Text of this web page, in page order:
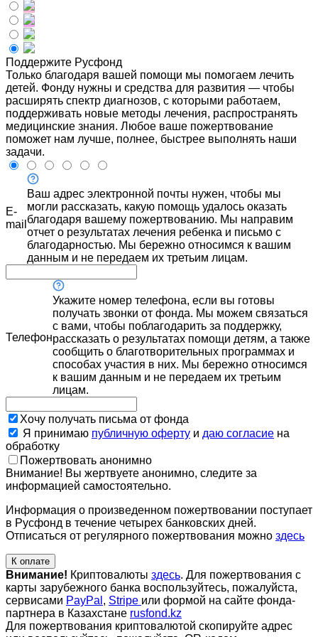
Поддержите Русфонд
Только благодаря вашей помощи мы помогаем лечить
детей. Фонду нужны и средства для развития — чтобы
расширять спектр диагнозов, с которыми работаем,
поддерживать новые методы лечения, распространять
медицинские знания. Любое ваше пожертвование
поможет нам лучше, полнее, быстрее выполнять наши
задачи.
E-
mail
Ваш адрес электронной почты нужен, чтобы мы
могли рассказать, какую помощь удалось оказать
благодаря вашему пожертвованию. Мы направим
отчет о результатах лечения ребенка и письмо с
благодарностью. Мы бережно относимся к вашим
данным и не передаем их третьим лицам.
Телефон
Укажите номер телефона, если вы готовы
получать звонки от фонда. Мы можем связаться
с вами, чтобы поблагодарить за поддержку,
рассказать о результатах помощи детям, а также
сообщить о благотворительных программах и
способах участия в них. Мы бережно относимся
к вашим данным и не передаем их третьим
лицам.
Хочу получать письма от фонда
Я принимаю публичную оферту и даю согласие на
обработку
Пожертвовать анонимно
Внимание! Вы жертвуете анонимно, следите за
информацией самостоятельно.
Информация о произведенном пожертвовании поступает
в Русфонд в течение четырех банковских дней.
Отписаться от регулярного пожертвования можно здесь
К оплате
Внимание! Криптовалюты здесь. Для пожертвования с
карты зарубежного банка воспользуйтесь, пожалуйста,
сервисами PayPal , Stripe или формой на сайте фонда-
партнера в Казахстане rusfond.kz
Для пожертвования криптовалютой скопируйте адрес